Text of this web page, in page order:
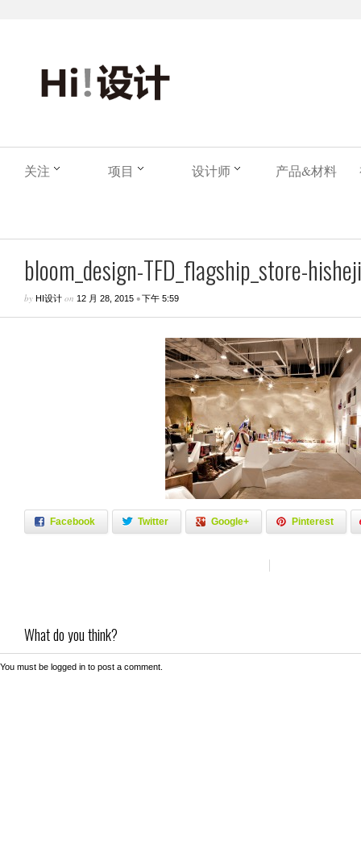
关注 项目 设计师 产品&材料
bloom_design-TFD_flagship_store-
by HI设计 on 12 月 28, 2015 •下午 5:59
Facebook Twitter Google+ Pinterest
What do you think?
You must be logged in to post a comment.